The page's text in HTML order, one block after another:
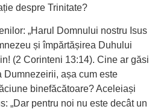
despre Trinitate?
„Harul Domnului nostru Isus
și împărtășirea Duhului
(2 Corinteni 13:14). Cine ar găsi
Dumnezeirii, așa cum este
binefăcătoare? Aceleiași
„Dar pentru noi nu este decât un